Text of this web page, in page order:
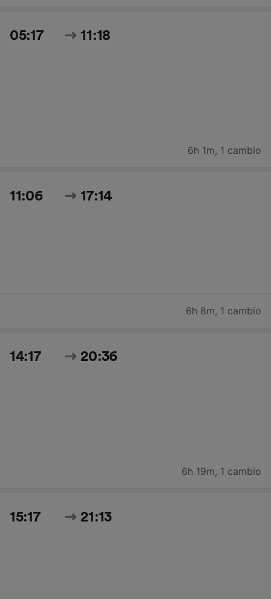
05:17 11:18
6h 1m, 1 cambio
11:06 17:14
6h 8m, 1 cambio
14:17 20:36
6h 19m, 1 cambio
15:17 21:13